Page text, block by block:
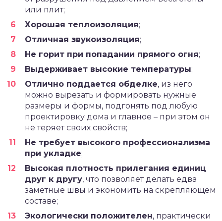
или плит;
Хорошая теплоизоляция;
Отличная звукоизоляция;
Не горит при попадании прямого огня;
Выдерживает высокие температуры;
Отлично поддается обделке, из него
можно вырезать и формировать нужные
размеры и формы, подгонять под любую
проектировку дома и главное – при этом он
не теряет своих свойств;
Не требует высокого профессионализма
при укладке;
Высокая плотность прилегания единиц
друг к другу, что позволяет делать едва
заметные швы и экономить на скрепляющем
составе;
Экологически положителен, практически